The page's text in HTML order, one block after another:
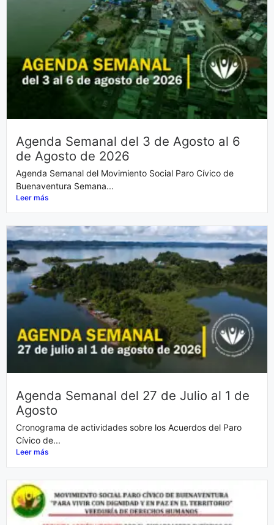
Agenda Semanal del 3 de Agosto al 6
de Agosto de 2026
Agenda Semanal del Movimiento Social Paro Cívico de
Buenaventura Semana...
Leer más
Agenda Semanal del 27 de Julio al 1 de
Agosto
Cronograma de actividades sobre los Acuerdos del Paro
Cívico de...
Leer más